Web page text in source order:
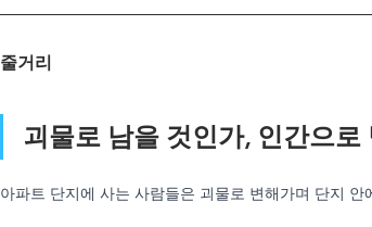
줄거리
괴물로 남을 것인가, 인간으로
아파트 단지에 사는 사람들은 괴물로 변해가며 단지